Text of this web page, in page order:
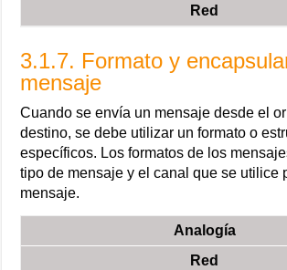
Red
3.1.7. Formato y
mensaje
Cuando se envía un mensaje desde el
destino, se debe utilizar un formato o
específicos. Los formatos de los
tipo de mensaje y el canal que se utilice
mensaje.
Analogía
Red